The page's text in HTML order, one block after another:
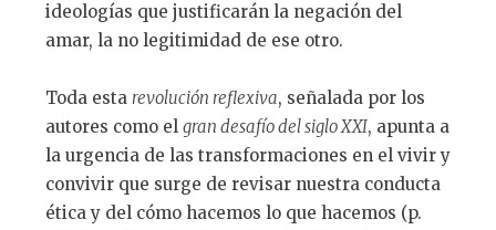
ideologías que justificarán la negación del
amar, la no legitimidad de ese otro.
Toda esta revolución reflexiva, señalada por los
autores como el gran desafío del siglo XXI, apunta a
la urgencia de las transformaciones en el vivir y
convivir que surge de revisar nuestra conducta
ética y del cómo hacemos lo que hacemos (p.